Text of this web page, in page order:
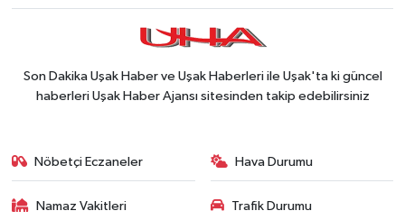
Son Dakika Uşak Haber ve Uşak Haberleri ile Uşak'ta ki güncel
haberleri Uşak Haber Ajansı sitesinden takip edebilirsiniz
Nöbetçi Eczaneler Hava Durumu
Namaz Vakitleri Trafik Durumu